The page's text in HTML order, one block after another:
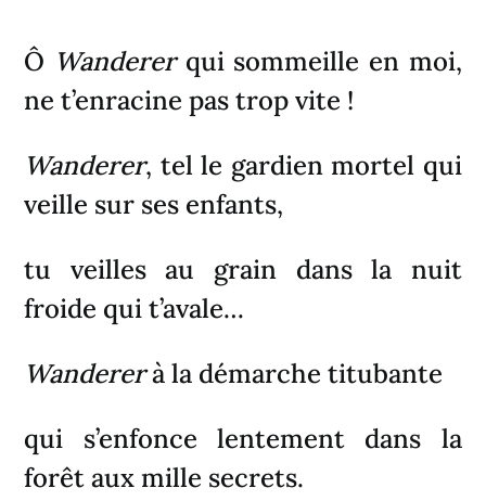
Ô Wandererqui sommeille en moi,
ne t’enracine pas trop vite !
Wanderer, tel le gardien mortel qui
veille sur ses enfants,
tu veilles au grain dans la nuit
froide qui t’avale…
Wandererà la démarche titubante
qui s’enfonce lentement dans la
forêt aux mille secrets.